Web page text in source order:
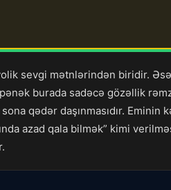
sevgi mətnlərindən biridir.
burada sadəcə gözəllik
qədər daşınmasıdır.
azad qala bilmək” kimi